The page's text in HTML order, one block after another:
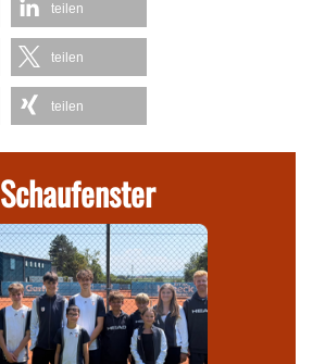
teilen
teilen
teilen
Schaufenster